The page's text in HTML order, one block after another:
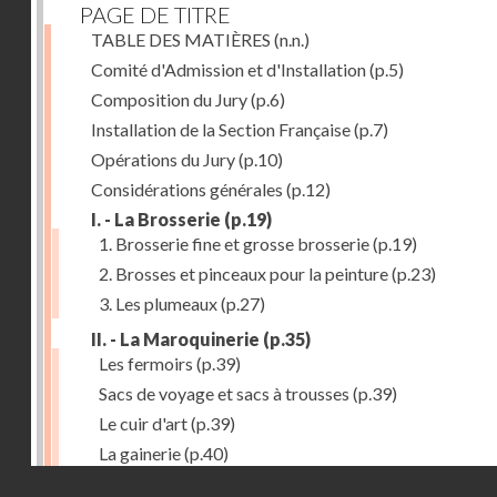
PAGE DE TITRE
TABLE DES MATIÈRES (n.n.)
Comité d'Admission et d'Installation(p.5)
Composition du Jury(p.6)
Installation de la Section Française(p.7)
Opérations du Jury(p.10)
Considérations générales (p.12)
I. - La Brosserie (p.19)
1. Brosserie fine et grosse brosserie(p.19)
2. Brosses et pinceaux pour la peinture(p.23)
3. Les plumeaux(p.27)
II. - La Maroquinerie (p.35)
Les fermoirs (p.39)
Sacs de voyage et sacs à trousses (p.39)
Le cuir d'art(p.39)
La gainerie(p.40)